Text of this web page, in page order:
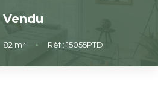
AGENCES
Vendu
82 m² • Réf : 15055PTD